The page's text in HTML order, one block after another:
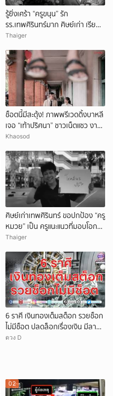
รู้ยิ่งเศร้า “ครูขนุน” รัก
รร.เทพศิรินทร์มาก ศิษย์เก่า เรียน
จบกลับมาเป็นครู
Thaiger
ช็อตนี้มีสะดุ้ง! ภาพพรีเวดดิ้งบาหลี
เจอ “เท้าปริศนา” ชาวเน็ตแซว งาน
แต่งหรือหนังผี
Khaosod
ศิษย์เก่าเทพศิรินทร์ ขอปกป้อง “ครู
หมวย” เป็น ครูแนะแนวที่มอบโอกาส
ให้เด็กเสมอ
Thaiger
6 ราศี เงินทองเต็มสต็อก รวยช็อก
ไม่มีช็อต ปลดล็อกเรื่องเงิน มีลาภ
ลอยจ่อคิว
ดวง D
02